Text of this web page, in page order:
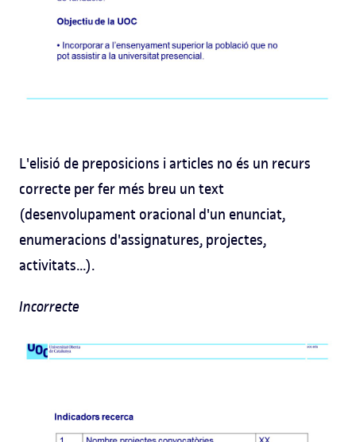
L'elisió de preposicions i articles no és un recurs
correcte per fer més breu un text
(desenvolupament oracional d'un enunciat,
enumeracions d'assignatures, projectes,
activitats...).
Incorrecte